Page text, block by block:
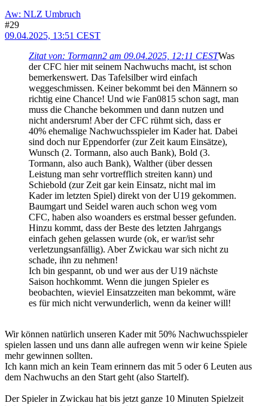
Aw: NLZ Umbruch
#29
09.04.2025, 13:51 CEST
Zitat von: Tormann2 am 09.04.2025, 12:11 CESTWas
der CFC hier mit seinem Nachwuchs macht, ist schon
bemerkenswert. Das Tafelsilber wird einfach
weggeschmissen. Keiner bekommt bei den Männern so
richtig eine Chance! Und wie Fan0815 schon sagt, man
muss die Chanche bekommen und dann nutzen und
nicht andersrum! Aber der CFC rühmt sich, dass er
40% ehemalige Nachwuchsspieler im Kader hat. Dabei
sind doch nur Eppendorfer (zur Zeit kaum Einsätze),
Wunsch (2. Tormann, also auch Bank), Bold (3.
Tormann, also auch Bank), Walther (über dessen
Leistung man sehr vortrefflich streiten kann) und
Schiebold (zur Zeit gar kein Einsatz, nicht mal im
Kader im letzten Spiel) direkt von der U19 gekommen.
Baumgart und Seidel waren auch schon weg vom
CFC, haben also woanders es erstmal besser gefunden.
Hinzu kommt, dass der Beste des letzten Jahrgangs
einfach gehen gelassen wurde (ok, er war/ist sehr
verletzungsanfällig). Aber Zwickau war sich nicht zu
schade, ihn zu nehmen!
Ich bin gespannt, ob und wer aus der U19 nächste
Saison hochkommt. Wenn die jungen Spieler es
beobachten, wieviel Einsatzzeiten man bekommt, wäre
es für mich nicht verwunderlich, wenn da keiner will!
Wir können natürlich unseren Kader mit 50% Nachwuchsspieler
spielen lassen und uns dann alle aufregen wenn wir keine Spiele
mehr gewinnen sollten.
Ich kann mich an kein Team erinnern das mit 5 oder 6 Leuten aus
dem Nachwuchs an den Start geht (also Startelf).
Der Spieler in Zwickau hat bis jetzt ganze 10 Minuten Spielzeit